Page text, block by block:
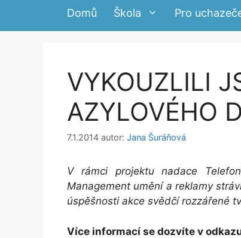
Domů Škola Pro
VYKOUZLILI
AZYLOVÉHO
7.1.2014 autor: Jana Šuráňová
V rámci projektu nadace
Management umění a reklamy
úspěšnosti akce svědčí rozzářené
Více informací se dozvíte v